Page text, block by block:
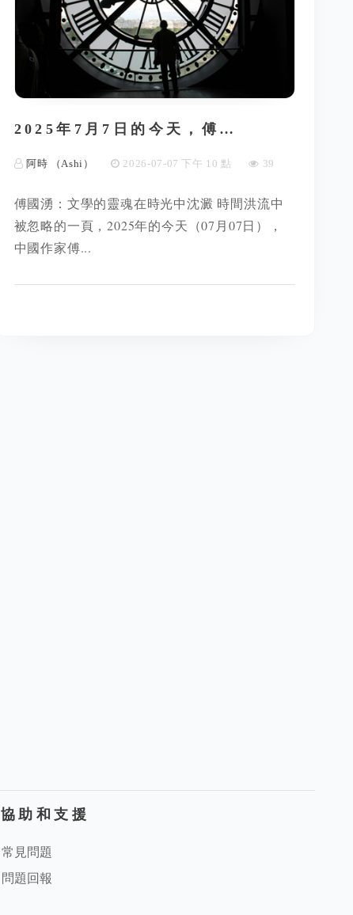
2025年7月7日的今天，傅…
阿時 （Ashi） 2026-07-07 下午 10 點 39
傅國湧：文學的靈魂在時光中沈澱 時間洪流中
被忽略的一頁，2025年的今天（07月07日），
中國作家傅...
協助和支援
常見問題
問題回報